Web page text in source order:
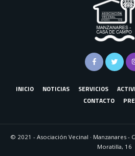
INICIO NOTICIAS SERVICIOS
CONTACTO
© 2021 - Asociación Vecinal · Manzanares -
Moratilla, 16